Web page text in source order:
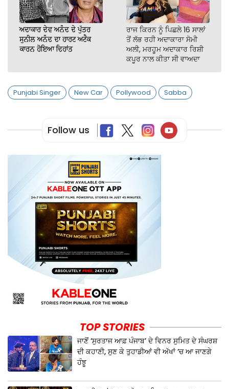
ਅਦਾਕਾਰ ਦੇਵ ਅਨੰਦ ਦੇ ਪੁੱਤਰ
ਸੁਨੀਲ ਅਨੰਦ ਦਾ ਹਾਰਟ ਅਟੈਕ
ਕਾਰਨ ਹੋਇਆ ਦਿਹਾਂਤ
ਰਾਜ ਕਿਰਨ ਨੂੰ ਪਿਛਲੇ 16 ਸਾਲਾਂ
ਤੋਂ ਲੱਭ ਰਹੀ ਅਦਾਕਾਰਾ ਸੋਮੀ
ਅਲੀ, ਮਰਹੂਮ ਅਦਾਕਾਰ ਰਿਸ਼ੀ
ਕਪੂਰ ਨਾਲ ਕੀਤਾ ਸੀ ਵਾਅਦਾ
Punjabi Singer New Car Pollywood Sabba
Follow us
TOP STORIES
ਜਾਣੋਂ ‘ਸੁਰਤਾਜ ਆਫ਼ ਪੰਜਾਬ’ ਦੇ ਵਿਨਰ ਸੁਮਿਤ ਦੇ ਸੰਘਰਸ਼
ਦੀ ਕਹਾਣੀ, ਸੁਣ ਕੇ ਤੁਹਾਡੀਆਂ ਵੀ ਅੱਖਾਂ ‘ਚ ਆ ਜਾਣਗੇ
ਹੰਝੂ